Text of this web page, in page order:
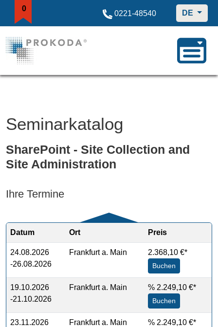
0
0221-48540 DE
Seminarkatalog
SharePoint - Site Collection and
Site Administration
Ihre Termine
Datum Ort Preis
24.08.2026
-26.08.2026
Frankfurt a. Main 2.368,10 €*
Buchen
19.10.2026
-21.10.2026
Frankfurt a. Main % 2.249,10 €*
Buchen
23.11.2026
Frankfurt a. Main % 2.249,10 €*